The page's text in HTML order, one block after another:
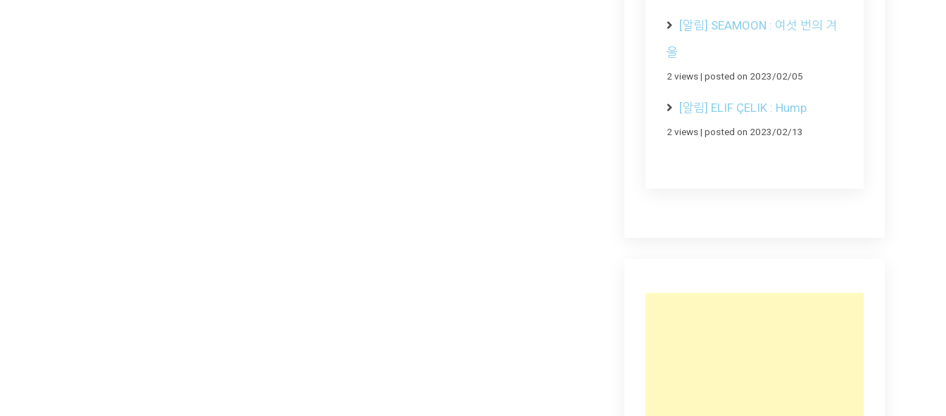
[알림] SEAMOON : 여섯 번의 겨
울
2 views| posted on 2023/02/05
[알림] ELIF ÇELIK : Hump
2 views| posted on 2023/02/13